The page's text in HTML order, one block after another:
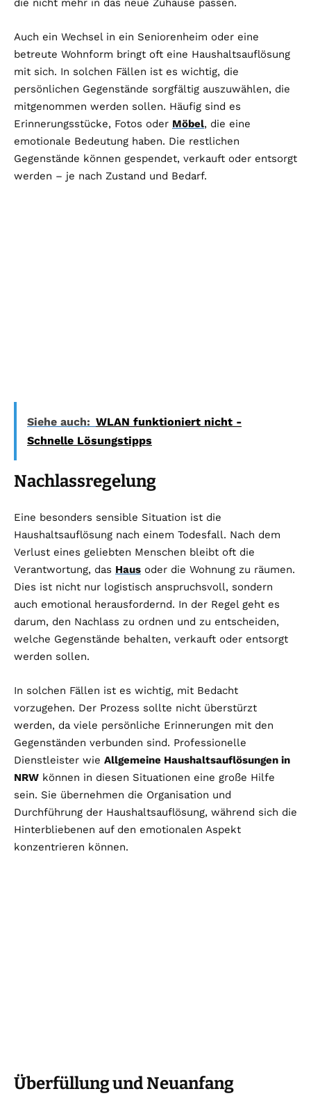
die nicht mehr in das neue Zuhause passen.
Auch ein Wechsel in ein Seniorenheim oder eine
betreute Wohnform bringt oft eine Haushaltsauflösung
mit sich. In solchen Fällen ist es wichtig, die
persönlichen Gegenstände sorgfältig auszuwählen, die
mitgenommen werden sollen. Häufig sind es
Erinnerungsstücke, Fotos oder Möbel, die eine
emotionale Bedeutung haben. Die restlichen
Gegenstände können gespendet, verkauft oder entsorgt
werden – je nach Zustand und Bedarf.
Siehe auch: WLAN funktioniert nicht -
Schnelle Lösungstipps
Nachlassregelung
Eine besonders sensible Situation ist die
Haushaltsauflösung nach einem Todesfall. Nach dem
Verlust eines geliebten Menschen bleibt oft die
Verantwortung, das Haus oder die Wohnung zu räumen.
Dies ist nicht nur logistisch anspruchsvoll, sondern
auch emotional herausfordernd. In der Regel geht es
darum, den Nachlass zu ordnen und zu entscheiden,
welche Gegenstände behalten, verkauft oder entsorgt
werden sollen.
In solchen Fällen ist es wichtig, mit Bedacht
vorzugehen. Der Prozess sollte nicht überstürzt
werden, da viele persönliche Erinnerungen mit den
Gegenständen verbunden sind. Professionelle
Dienstleister wie Allgemeine Haushaltsauflösungen in
NRW können in diesen Situationen eine große Hilfe
sein. Sie übernehmen die Organisation und
Durchführung der Haushaltsauflösung, während sich die
Hinterbliebenen auf den emotionalen Aspekt
konzentrieren können.
Überfüllung und Neuanfang